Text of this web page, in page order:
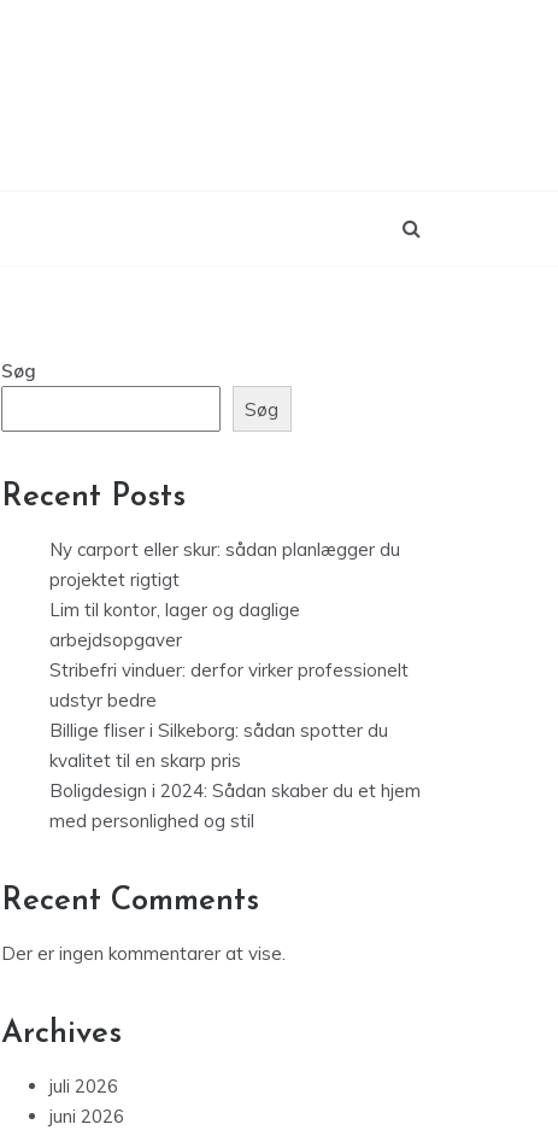
Søg
Søg
Recent Posts
Ny carport eller skur: sådan planlægger du
projektet rigtigt
Lim til kontor, lager og daglige
arbejdsopgaver
Stribefri vinduer: derfor virker professionelt
udstyr bedre
Billige fliser i Silkeborg: sådan spotter du
kvalitet til en skarp pris
Boligdesign i 2024: Sådan skaber du et hjem
med personlighed og stil
Recent Comments
Der er ingen kommentarer at vise.
Archives
juli 2026
juni 2026